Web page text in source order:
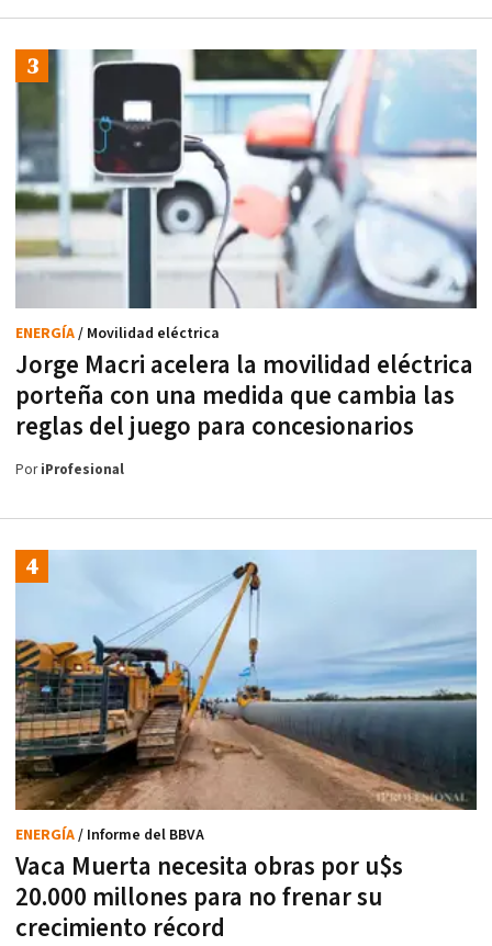
Jorge Macri acelera la movilidad eléctrica
porteña con una medida que cambia las
reglas del juego para concesionarios
ENERGÍA/ Movilidad eléctrica
PoriProfesional
Vaca Muerta necesita obras por u$s
20.000 millones para no frenar su
crecimiento récord
ENERGÍA/ Informe del BBVA